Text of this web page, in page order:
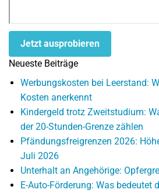
Jetzt ausprobieren
Neueste Beiträge
Werbungskosten bei Leerstand:
Kosten anerkennt
Kindergeld trotz Zweitstudium:
der 20-Stunden-Grenze zählen
Pfändungsfreigrenzen 2026:
Juli 2026
Unterhalt an Angehörige:
E-Auto-Förderung: Was bedeutet